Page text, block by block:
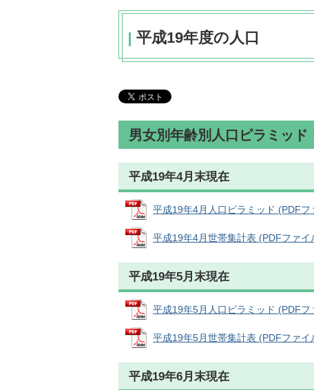
平成19年度の人口
男女別年齢別人口ピラミッド
平成19年4月末現在
平成19年4月人口ピラミッド (PDFフ
平成19年4月世帯集計表 (PDFファイ
平成19年5月末現在
平成19年5月人口ピラミッド (PDFフ
平成19年5月世帯集計表 (PDFファイ
平成19年6月末現在